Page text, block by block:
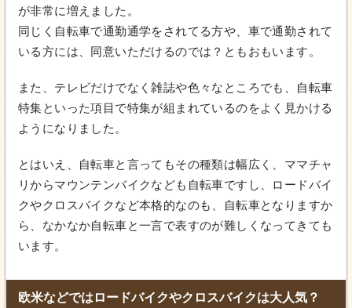
が非常に増えました。
同じく自転車で通勤通学をされてる方や、車で通勤されて
いる方には、同意いただけるのでは？ともおもいます。
また、テレビだけでなく雑誌や色々なところでも、自転車
特集といった項目で特集が組まれているのをよく見かける
ようになりました。
とはいえ、自転車と言ってもその種類は幅広く、ママチャ
リからマウンテンバイクなども自転車ですし、ロードバイ
クやクロスバイクなど本格的なのも、自転車となりますか
ら、なかなか自転車と一言で表すのが難しくなってきても
います。
欧米などではロードバイクやクロスバイクは大人気？